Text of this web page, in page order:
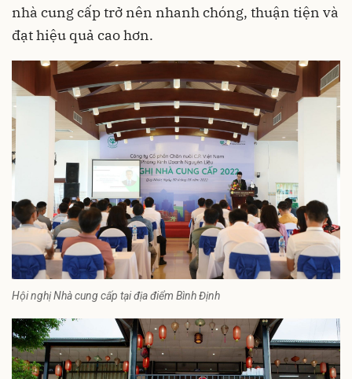
nhà cung cấp trở nên nhanh chóng, thuận tiện và
đạt hiệu quả cao hơn.
Hội nghị Nhà cung cấp tại địa điểm Bình Định